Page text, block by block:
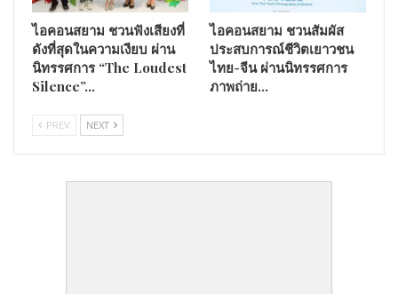
ไอคอนสยาม ชวนฟังเสียงที่
ดังที่สุดในความเงียบ ผ่าน
นิทรรศการ “The Loudest
Silence”…
ไอคอนสยาม ชวนสัมผัส
ประสบการณ์ชีวิตเยาวชน
ไทย-จีน ผ่านนิทรรศการ
ภาพถ่าย…
PREV NEXT